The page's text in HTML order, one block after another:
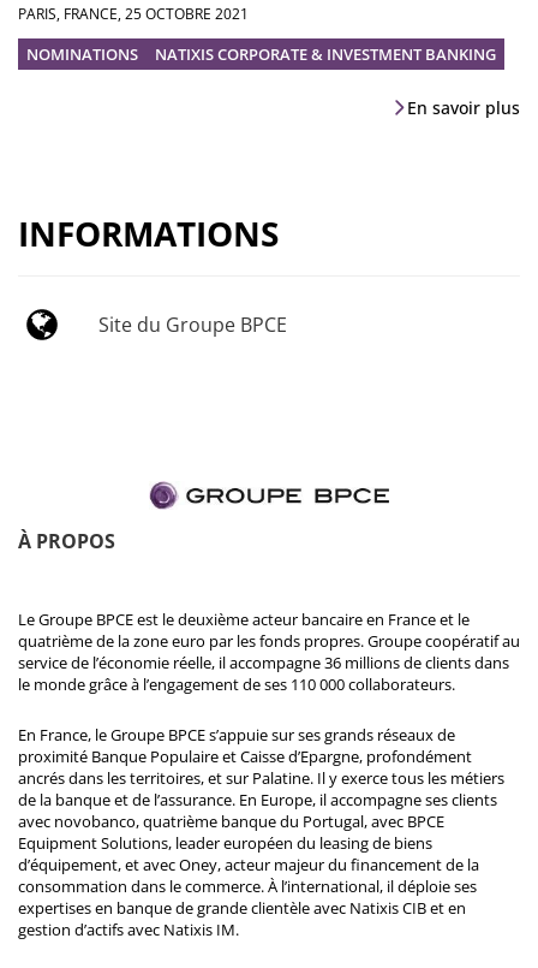
PARIS, FRANCE,25 OCTOBRE 2021
NOMINATIONS NATIXIS CORPORATE & INVESTMENT BANKING
En savoir plus
INFORMATIONS
Site du Groupe BPCE
À PROPOS
Le Groupe BPCE est le deuxième acteur bancaire en France et le
quatrième de la zone euro par les fonds propres. Groupe coopératif au
service de l’économie réelle, il accompagne 36 millions de clients dans
le monde grâce à l’engagement de ses 110 000 collaborateurs.
En France, le Groupe BPCE s’appuie sur ses grands réseaux de
proximité Banque Populaire et Caisse d’Epargne, profondément
ancrés dans les territoires, et sur Palatine. Il y exerce tous les métiers
de la banque et de l’assurance. En Europe, il accompagne ses clients
avec novobanco, quatrième banque du Portugal, avec BPCE
Equipment Solutions, leader européen du leasing de biens
d’équipement, et avec Oney, acteur majeur du financement de la
consommation dans le commerce. À l’international, il déploie ses
expertises en banque de grande clientèle avec Natixis CIB et en
gestion d’actifs avec Natixis IM.